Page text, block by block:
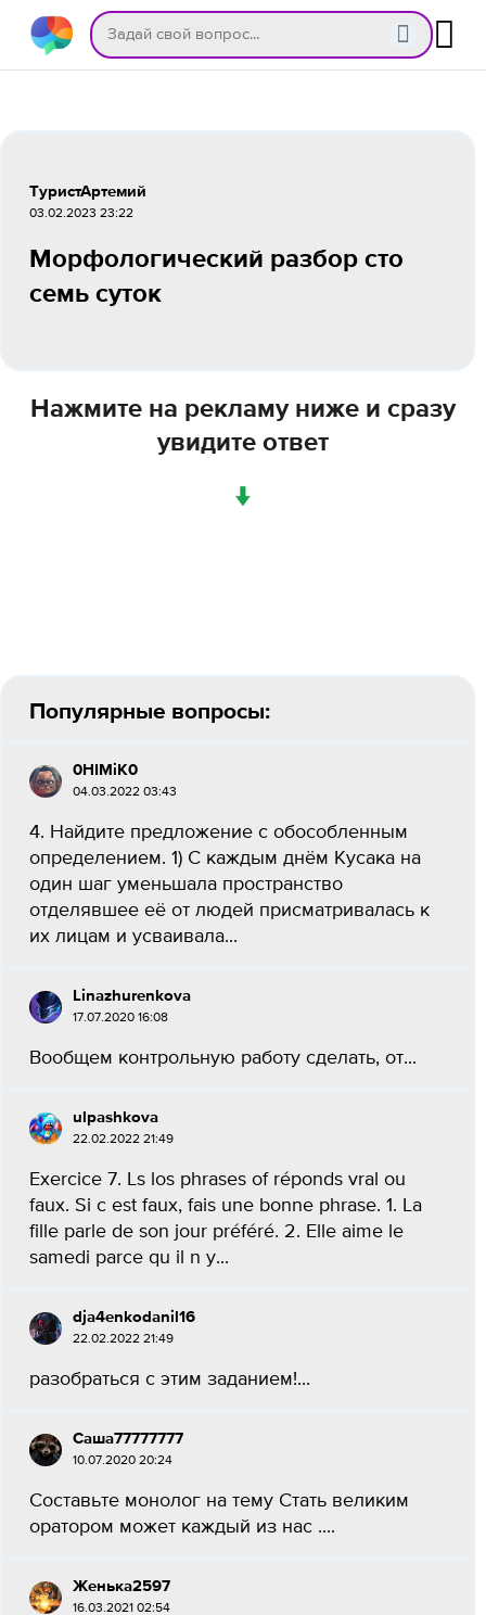
ТуристАртемий
03.02.2023 23:22
Морфологический разбор сто
семь суток
Нажмите на рекламу ниже и сразу
увидите ответ
↓
Популярные вопросы:
0HIMiK0
04.03.2022 03:43
4. Найдите предложение с обособленным
определением. 1) С каждым днём Кусака на
один шаг уменьшала пространство
отделявшее её от людей присматривалась к
их лицам и усваивала...
Linazhurenkova
17.07.2020 16:08
Вообщем контрольную работу сделать, от...
ulpashkova
22.02.2022 21:49
Exercice 7. Ls los phrases of réponds vral ou
faux. Si c est faux, fais une bonne phrase. 1. La
fille parle de son jour préféré. 2. Elle aime le
samedi parce qu il n y...
dja4enkodanil16
22.02.2022 21:49
разобраться с этим заданием!...
Саша77777777
10.07.2020 20:24
Составьте монолог на тему Стать великим
оратором может каждый из нас .​...
Женька2597
16.03.2021 02:54